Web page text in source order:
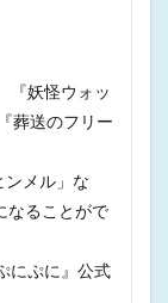
『妖怪ウォッ
葬送のフリー
ンメル」な
なることがで
にぷに』公式